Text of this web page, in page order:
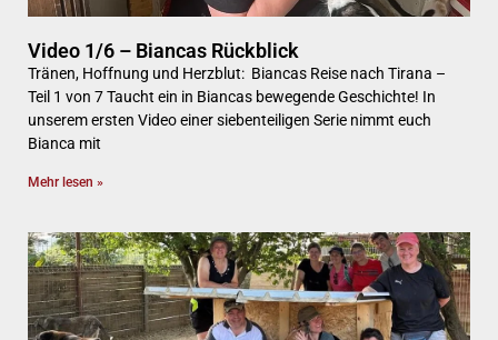
Video 1/6 – Biancas Rückblick
Tränen, Hoffnung und Herzblut: Biancas Reise nach Tirana –
Teil 1 von 7 Taucht ein in Biancas bewegende Geschichte! In
unserem ersten Video einer siebenteiligen Serie nimmt euch
Bianca mit
Mehr lesen »